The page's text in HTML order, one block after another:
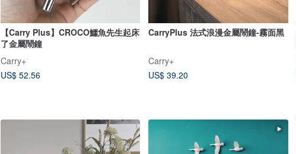
【Carry Plus】CROCO鱷魚先生起床
了金屬鬧鐘
Carry+
US$ 52.56
CarryPlus 法式浪漫金屬鬧鐘-霧面黑
Carry+
US$ 39.20